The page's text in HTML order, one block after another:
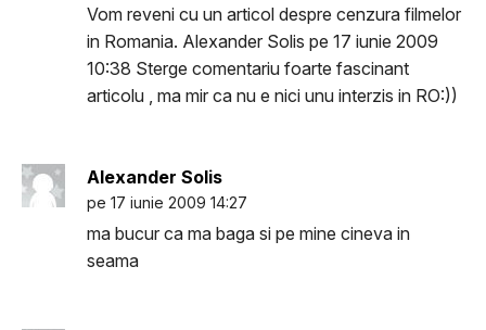
Vom reveni cu un articol despre cenzura filmelor
in Romania. Alexander Solis pe 17 iunie 2009
10:38 Sterge comentariu foarte fascinant
articolu , ma mir ca nu e nici unu interzis in RO:))
Alexander Solis
pe 17 iunie 2009 14:27
ma bucur ca ma baga si pe mine cineva in
seama